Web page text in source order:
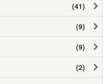
(41)
(9)
(9)
(2)